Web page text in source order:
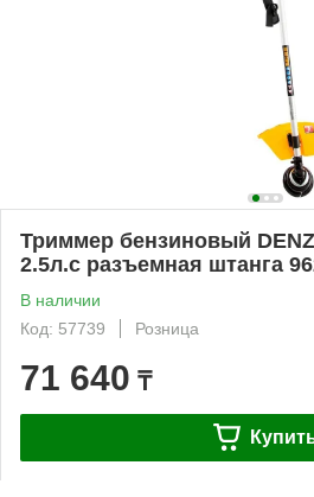
Триммер бензиновый
2.5л.с разъемная штанга
В наличии
Код: 57739
Розница
71 640 ₸